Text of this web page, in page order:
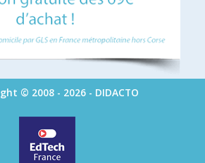
© 2008 - 2026 - DIDACTO